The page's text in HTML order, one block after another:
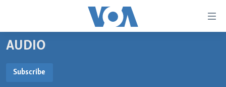
boring
Boshiga
Qidiruvga
AMERIKA
AUDIO
Subscribe